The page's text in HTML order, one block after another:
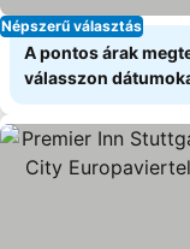
Népszerű választás
A pontos árak
válasszon